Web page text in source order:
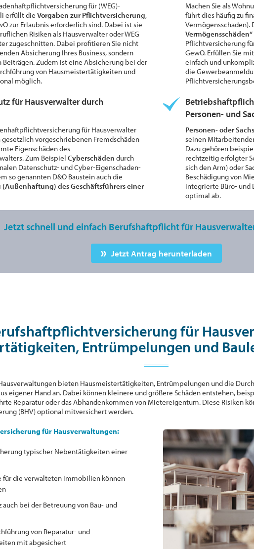
für (WEG)-
erfüllt die Vorgaben zur Pflichtversicherung,
zur Erlaubnis erforderlich sind. Dabei ist sie
Risiken als Hausverwalter oder WEG
zugeschnitten. Dabei profitieren Sie nicht
Absicherung Ihres Business, sondern
Beiträgen. Zudem ist eine Absicherung bei der
von Hausmeistertätigkeiten und
möglich.
Machen Sie als
führt dies häufig zu
Vermögensschaden).
Vermögensschäden“
Pflichtversicherung
GewO. Erfüllen Sie
einfach und
die
für Hausverwalter durch
für Hausverwalter
vorgeschriebenen Fremdschäden
Eigenschäden des
Zum Beispiel Cyberschäden durch
Datenschutz- und Cyber-Eigenschaden-
so genannten D&O Baustein auch die
des Geschäftsführers einer
Personen- und
Personen- oder
seinen
Dazu gehören
rechtzeitig erfolgter
sich den Arm) oder
Beschädigung von
integrierte Büro- und
optimal ab.
Jetzt schnell und einfach Berufshaftpflicht für
Jetzt Antrag herunterladen
für
Entrümpelungen und
bieten Hausmeistertätigkeiten, Entrümpelungen und die
eigener Hand an. Dabei können kleinere und größere Schäden entstehen,
Reparatur oder das Abhandenkommen von Mietereigentum. Diese Risiken
(BHV) optional mitversichert werden.
für Hausverwaltungen:
typischer Nebentätigkeiten einer
für die verwalteten Immobilien können
auch bei der Betreuung von Bau- und
von Reparatur- und
mit abgesichert